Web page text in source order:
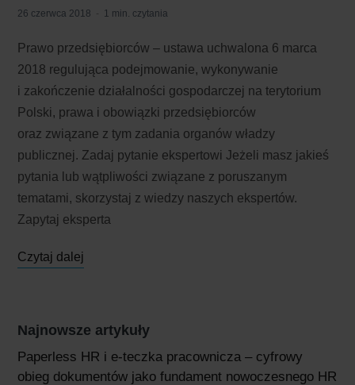
26 czerwca 2018 1 min. czytania
Prawo przedsiębiorców – ustawa uchwalona 6 marca
2018 regulująca podejmowanie, wykonywanie
i zakończenie działalności gospodarczej na terytorium
Polski, prawa i obowiązki przedsiębiorców
oraz związane z tym zadania organów władzy
publicznej. Zadaj pytanie ekspertowi Jeżeli masz jakieś
pytania lub wątpliwości związane z poruszanym
tematami, skorzystaj z wiedzy naszych ekspertów.
Zapytaj eksperta
Czytaj dalej
Najnowsze artykuły
Paperless HR i e-teczka pracownicza – cyfrowy
obieg dokumentów jako fundament nowoczesnego HR